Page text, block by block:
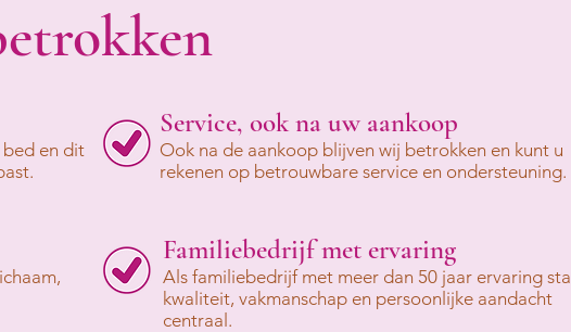
bed en dit
Service, ook na uw aankoop
Ook na de aankoop blijven wij betrokken en kunt u
rekenen op betrouwbare service en ondersteuning.
Familiebedrijf met ervaring
Als familiebedrijf met meer dan 50 jaar ervaring
kwaliteit, vakmanschap en persoonlijke aandacht
centraal.